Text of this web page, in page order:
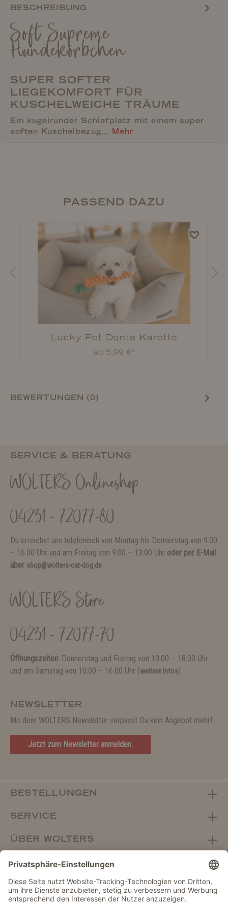
BESCHREIBUNG
Soft Supreme
Hundekörbchen
SUPER SOFTER
LIEGEKOMFORT FÜR
KUSCHELWEICHE TRÄUME
Ein kugelrunder Schlafplatz mit einem super
soften Kuschelbezug… Mehr
PASSEND DAZU
Lucky-Pet Denta Karotte
ab 5,99 €*
BEWERTUNGEN (0)
SERVICE & BERATUNG
WOLTERS Onlineshop
04231 - 72077-80
Du erreichst uns telefonisch von Montag bis Donnerstag von 9:00
– 16:00 Uhr und am Freitag von 9:00 – 13:00 Uhr oder per E-Mail
über shop@wolters-cat-dog.de
WOLTERS Store
04231 - 72077-70
Öffnungszeiten: Donnerstag und Freitag von 10:00 – 18:00 Uhr
und am Samstag von 10:00 – 16:00 Uhr (weitere Infos)
NEWSLETTER
Mit dem WOLTERS Newsletter verpasst Du kein Angebot mehr!
Jetzt zum Newsletter anmelden.
BESTELLUNGEN
SERVICE
ÜBER WOLTERS
FACHHANDEL
Vertrag widerrufen